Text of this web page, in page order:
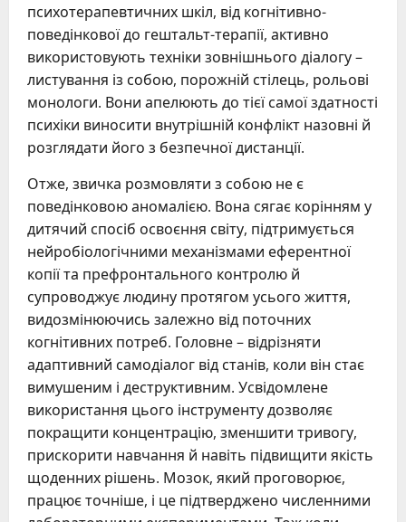
психотерапевтичних шкіл, від когнітивно-
поведінкової до гештальт-терапії, активно
використовують техніки зовнішнього діалогу –
листування із собою, порожній стілець, рольові
монологи. Вони апелюють до тієї самої здатності
психіки виносити внутрішній конфлікт назовні й
розглядати його з безпечної дистанції.
Отже, звичка розмовляти з собою не є
поведінковою аномалією. Вона сягає корінням у
дитячий спосіб освоєння світу, підтримується
нейробіологічними механізмами еферентної
копії та префронтального контролю й
супроводжує людину протягом усього життя,
видозмінюючись залежно від поточних
когнітивних потреб. Головне – відрізняти
адаптивний самодіалог від станів, коли він стає
вимушеним і деструктивним. Усвідомлене
використання цього інструменту дозволяє
покращити концентрацію, зменшити тривогу,
прискорити навчання й навіть підвищити якість
щоденних рішень. Мозок, який проговорює,
працює точніше, і це підтверджено численними